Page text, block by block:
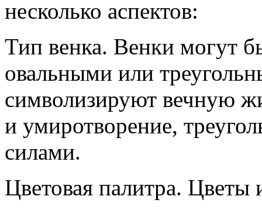
несколько аспектов:
Тип венка. Венки могут
овальными или
символизируют вечную
и умиротворение,
силами.
Цветовая палитра. Цветы